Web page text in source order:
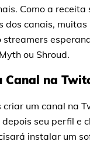
Como a receita
dos canais, muitas
streamers
ou Shroud.
Canal na
criar um canal na
seu perfil e
instalar um